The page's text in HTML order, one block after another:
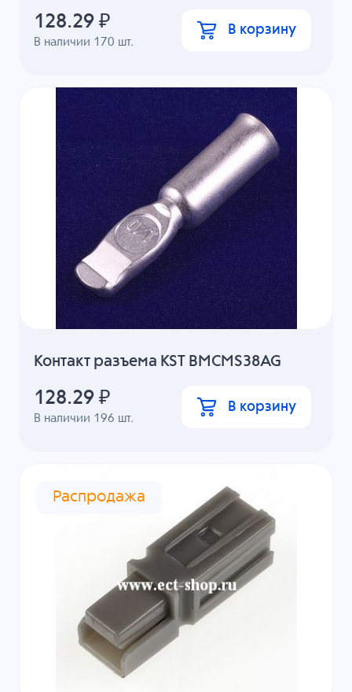
В наличии 170 шт.
128.29 ₽ В корзину
Контакт разъема KST BMCMS38AG
В наличии 196 шт.
128.29 ₽ В корзину
Распродажа